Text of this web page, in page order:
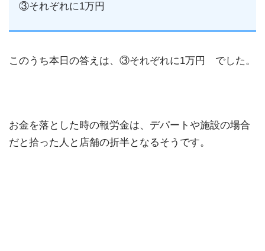
③それぞれに1万円
このうち本日の答えは、③それぞれに1万円 でした。
お金を落とした時の報労金は、デパートや施設の場合
だと拾った人と店舗の折半となるそうです。